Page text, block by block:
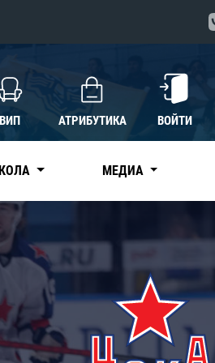
ВИП АТРИБУТИКА ВОЙТИ
МЕДИА